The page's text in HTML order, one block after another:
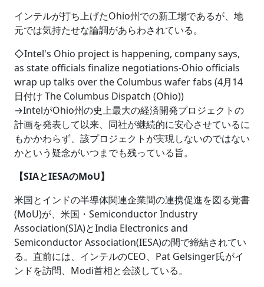
インテルが打ち上げたOhio州での新工場であるが、地
元では気持たせな論調があらわされている。
◇Intel's Ohio project is happening, company says,
as state officials finalize negotiations-Ohio officials
wrap up talks over the Columbus wafer fabs (4月14
日付け The Columbus Dispatch (Ohio))
→IntelがOhio州の史上最大の経済開発プロジェクトの
計画を発表して以来、同社が継続的に安心させているに
もかかわらず、該プロジェクトが実現しないのではない
かという疑念がいつまでも残っている旨。
【SIAとIESAのMoU】
米国とインドの半導体関連企業間の連携促進を図る覚書
(MoU)が、米国・Semiconductor Industry
Association(SIA)とIndia Electronics and
Semiconductor Association(IESA)の間で締結されてい
る。直前には、インテルのCEO、Pat Gelsinger氏がイ
ンドを訪問、Modi首相と会談している。